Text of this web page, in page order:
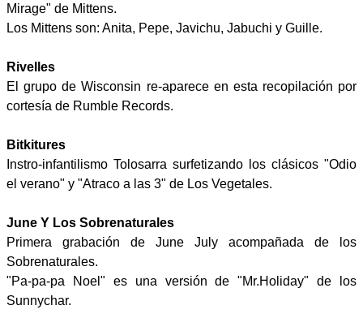
Mirage" de Mittens.
Los Mittens son: Anita, Pepe, Javichu, Jabuchi y Guille.
Rivelles
El grupo de Wisconsin re-aparece en esta recopilación por
cortesía de Rumble Records.
Bitkitures
Instro-infantilismo Tolosarra surfetizando los clásicos "Odio
el verano" y "Atraco a las 3" de Los Vegetales.
June Y Los Sobrenaturales
Primera grabación de June July acompañada de los
Sobrenaturales.
"Pa-pa-pa Noel" es una versión de "Mr.Holiday" de los
Sunnychar.